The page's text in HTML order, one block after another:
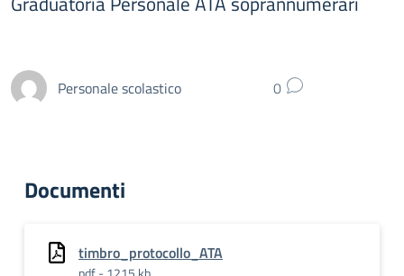
Personale scolastico 0
Documenti
timbro_protocollo_ATA